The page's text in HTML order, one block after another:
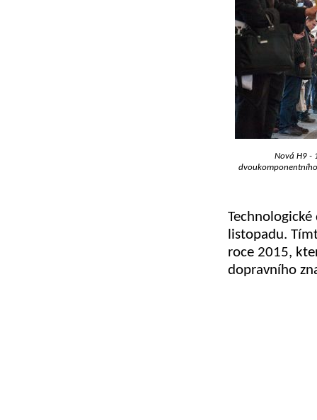
Nová H9 -
listopadu.
roce 2015,
dopravního